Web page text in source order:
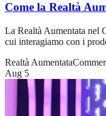
Come la Realtà
La Realtà Aumentata nel
cui interagiamo con i
Realtà Aumentata
Aug 5